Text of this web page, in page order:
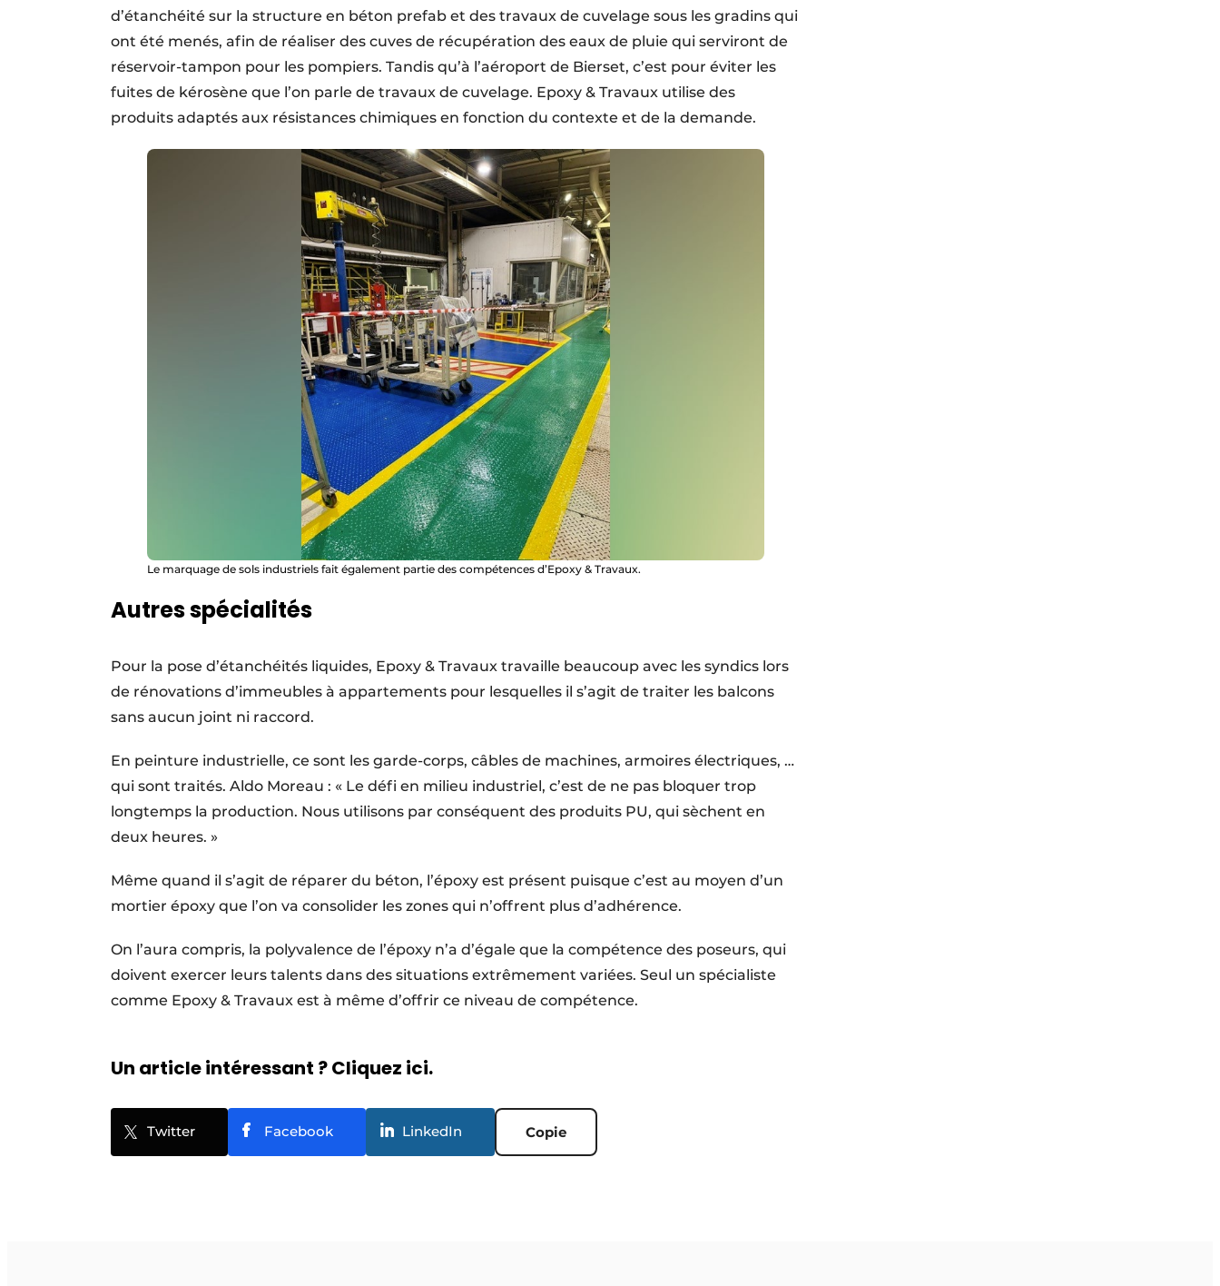
d’étanchéité sur la structure en béton prefab et des travaux de cuvelage sous les gradins qui
ont été menés, afin de réaliser des cuves de récupération des eaux de pluie qui serviront de
réservoir-tampon pour les pompiers. Tandis qu’à l’aéroport de Bierset, c’est pour éviter les
fuites de kérosène que l’on parle de travaux de cuvelage. Epoxy & Travaux utilise des
produits adaptés aux résistances chimiques en fonction du contexte et de la demande.
Le marquage de sols industriels fait également partie des compétences d’Epoxy & Travaux.
Autres spécialités
Pour la pose d’étanchéités liquides, Epoxy & Travaux travaille beaucoup avec les syndics lors
de rénovations d’immeubles à appartements pour lesquelles il s’agit de traiter les balcons
sans aucun joint ni raccord.
En peinture industrielle, ce sont les garde-corps, câbles de machines, armoires électriques, …
qui sont traités. Aldo Moreau : « Le défi en milieu industriel, c’est de ne pas bloquer trop
longtemps la production. Nous utilisons par conséquent des produits PU, qui sèchent en
deux heures. »
Même quand il s’agit de réparer du béton, l’époxy est présent puisque c’est au moyen d’un
mortier époxy que l’on va consolider les zones qui n’offrent plus d’adhérence.
On l’aura compris, la polyvalence de l’époxy n’a d’égale que la compétence des poseurs, qui
doivent exercer leurs talents dans des situations extrême­ment variées. Seul un spécialiste
comme Epoxy & Travaux est à même d’offrir ce niveau de compétence.
Un article intéressant ? Cliquez ici.
Twitter Facebook LinkedIn Copie